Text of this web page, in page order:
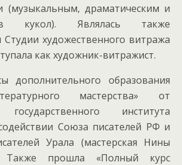
(музыкальным, драматическим и
кукол). Являлась также
Студии художественного витража
как художник-витражист.
дополнительного образования
мастерства» от
государственного института
Союза писателей РФ и
Урала (мастерская Нины
Также прошла «Полный курс